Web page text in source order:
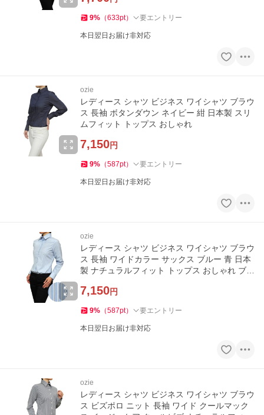
9% （633pt） 要エントリー
本日翌日お届け非対応
ozie
レディース シャツ ビジネス ワイシャツ ブラウ
ス 長袖 ボタンダウン ネイビー 紺 日本製 スリ
ムフィット トップス おしゃれ
7,150円
9% （587pt） 要エントリー
本日翌日お届け非対応
ozie
レディース シャツ ビジネス ワイシャツ ブラウ
ス 長袖 ワイドカラー サックス ブルー 青 日本
製 ナチュラルフィット トップス おしゃれ ブロ
7,150円
9% （587pt） 要エントリー
本日翌日お届け非対応
ozie
レディース シャツ ビジネス ワイシャツ ブラウ
ス ビズポロ ニット 長袖 ワイド クールマック